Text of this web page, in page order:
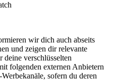
wir dich auch abseits
und zeigen dir relevante
verschlüsselten
folgenden externen Anbietern
sofern du deren